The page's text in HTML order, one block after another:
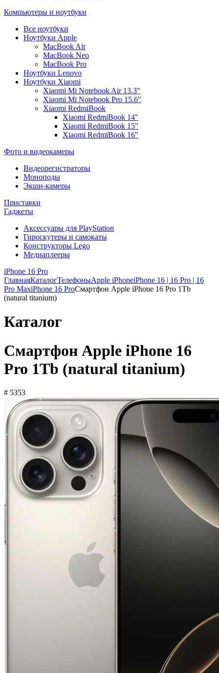
Компьютеры и ноутбуки
Все ноутбуки
Ноутбуки Apple
MacBook Air
MacBook Neo
MacBook Pro
Ноутбуки Lenovo
Ноутбуки Xiaomi
Xiaomi Mi Notebook Air 13.3"
Xiaomi Mi Notebook Pro 15.6"
Xiaomi RedmiBook
Xiaomi RedmiBook 14"
Xiaomi RedmiBook 15"
Xiaomi RedmiBook 16"
Фото и видеокамеры
Видеорегистраторы
Моноподы
Экшн-камеры
Приставки
Гаджеты
Аксессуары для PlayStation
Гироскутеры и самокаты
Конструкторы Lego
Медиаплееры
iPhone 16 Pro
ГлавнаяКаталогТелефоныApple iPhoneiPhone 16 | 16 Pro | 16
Pro MaxiPhone 16 ProСмартфон Apple iPhone 16 Pro 1Tb
(natural titanium)
Каталог
Смартфон Apple iPhone 16
Pro 1Tb (natural titanium)
# 5353